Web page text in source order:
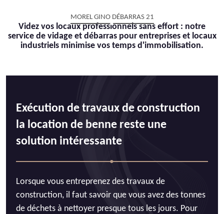
MOREL GINO DÉBARRAS 21
Videz vos locaux professionnels sans effort : notre
service de vidage et débarras pour entreprises et locaux
industriels minimise vos temps d'immobilisation.
Exécution de travaux de construction
la location de benne reste une
solution intéressante
Lorsque vous entreprenez des travaux de
construction, il faut savoir que vous avez des tonnes
de déchets à nettoyer presque tous les jours. Pour